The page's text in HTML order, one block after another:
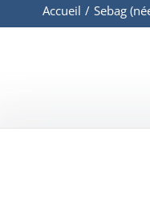
Accueil / Sebag